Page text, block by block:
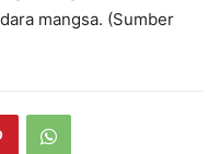
mangsa. (Sumber